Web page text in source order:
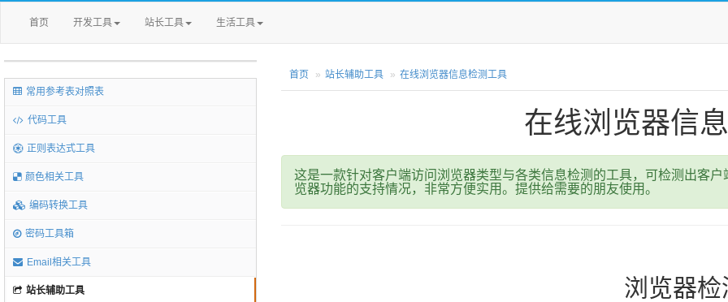
首页 开发工具 站长工具 生活工具
常用参考表对照表
代码工具
正则表达式工具
颜色相关工具
编码转换工具
密码工具箱
Email相关工具
站长辅助工具
首页 站长辅助工具 在线浏览器信息检测工具
在线浏览器信
这是一款针对客户端访问浏览器类型与各类信息检测的工具，可检测出客
览器功能的支持情况，非常方便实用。提供给需要的朋友使用。
浏览器检